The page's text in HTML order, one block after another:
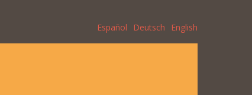
Español Deutsch English